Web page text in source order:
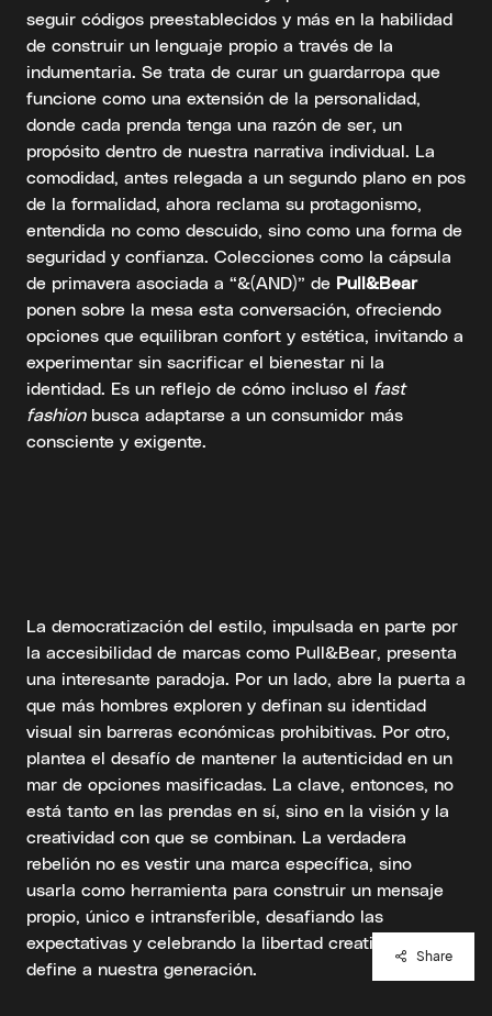
seguir códigos preestablecidos y más en la habilidad
de construir un lenguaje propio a través de la
indumentaria. Se trata de curar un guardarropa que
funcione como una extensión de la personalidad,
donde cada prenda tenga una razón de ser, un
propósito dentro de nuestra narrativa individual. La
comodidad, antes relegada a un segundo plano en pos
de la formalidad, ahora reclama su protagonismo,
entendida no como descuido, sino como una forma de
seguridad y confianza. Colecciones como la cápsula
de primavera asociada a “&(AND)” de Pull&Bear
ponen sobre la mesa esta conversación, ofreciendo
opciones que equilibran confort y estética, invitando a
experimentar sin sacrificar el bienestar ni la
identidad. Es un reflejo de cómo incluso el fast
fashionbusca adaptarse a un consumidor más
consciente y exigente.
La democratización del estilo, impulsada en parte por
la accesibilidad de marcas como Pull&Bear, presenta
una interesante paradoja. Por un lado, abre la puerta a
que más hombres exploren y definan su identidad
visual sin barreras económicas prohibitivas. Por otro,
plantea el desafío de mantener la autenticidad en un
mar de opciones masificadas. La clave, entonces, no
está tanto en las prendas en sí, sino en la visión y la
creatividad con que se combinan. La verdadera
rebelión no es vestir una marca específica, sino
usarla como herramienta para construir un mensaje
propio, único e intransferible, desafiando las
expectativas y celebrando la libertad creativa que
define a nuestra generación.
Share